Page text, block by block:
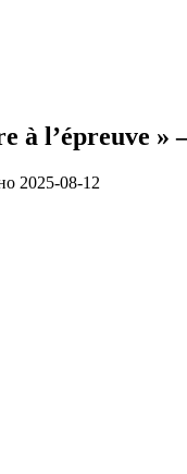
à l’épreuve
2025-08-12